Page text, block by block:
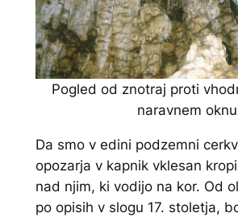
Pogled od znotraj proti
naravnem oknu
Da smo v edini podzemni
opozarja v kapnik vklesan
nad njim, ki vodijo na kor. Od
po opisih v slogu 17. stoletja,